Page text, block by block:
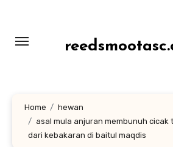
konten
Home
hewan
asal mula anjuran membunuh cicak
dari kebakaran di baitul maqdis